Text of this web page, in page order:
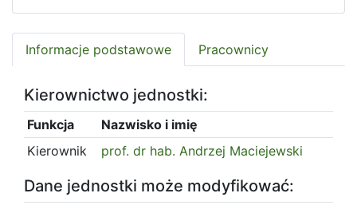
Informacje podstawowe Pracownicy
Kierownictwo jednostki:
Funkcja
Nazwisko i imię
Kierownik
prof. dr hab. Andrzej Maciejewski
Dane jednostki może modyfikować: